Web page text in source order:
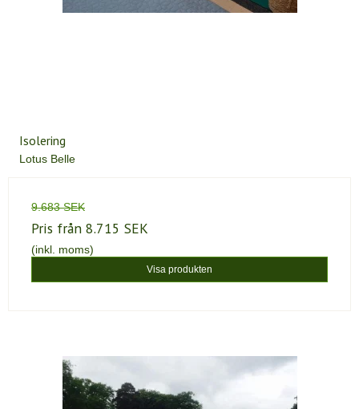
Isolering
Lotus Belle
9.683 SEK
Pris från 8.715 SEK
(inkl. moms)
Visa produkten